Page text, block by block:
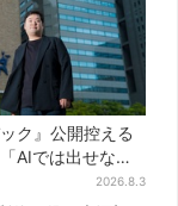
ック』公開控える
AIでは出せない
」映画音楽へのこ
2026.8.3